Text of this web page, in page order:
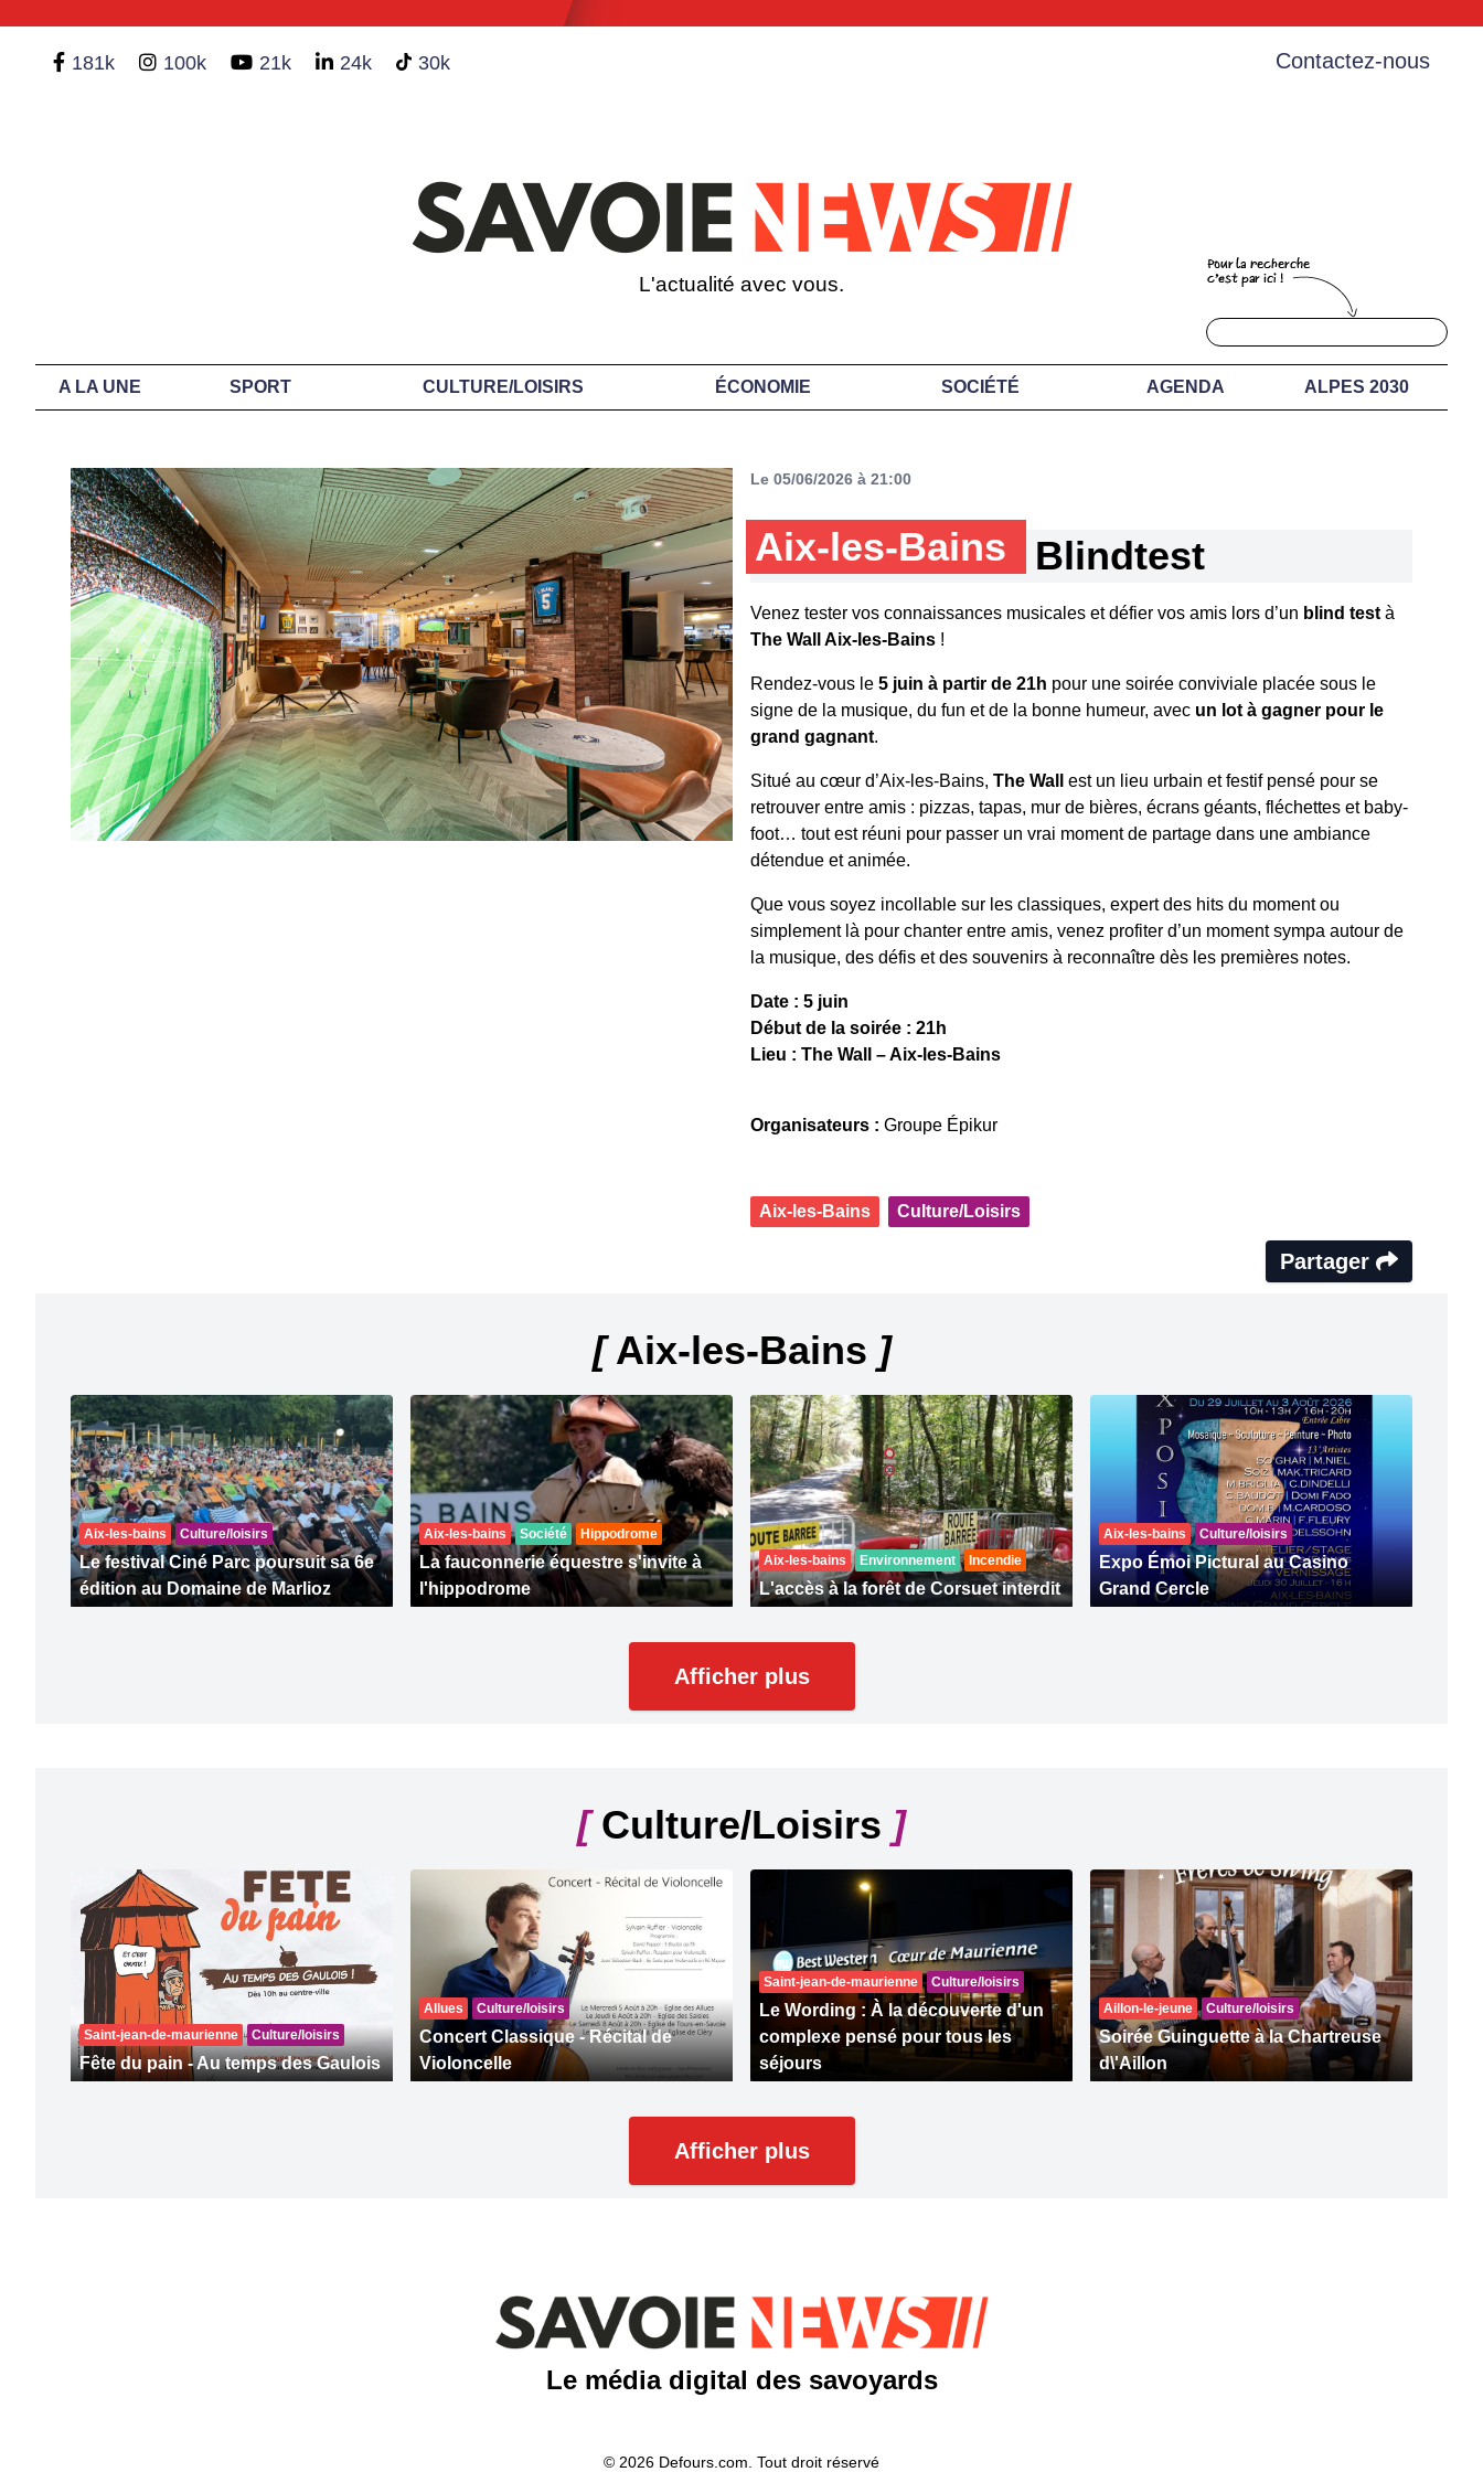
181k 100k 21k 24k 30k Contactez-nous
L'actualité avec vous.
A LA UNE SPORT CULTURE/LOISIRS ÉCONOMIE SOCIÉTÉ AGENDA ALPES 2030
Le 05/06/2026 à 21:00
Aix-les-Bains Blindtest
Venez tester vos connaissances musicales et défier vos amis lors d’un blind test à
The Wall Aix-les-Bains !
Rendez-vous le 5 juin à partir de 21h pour une soirée conviviale placée sous le
signe de la musique, du fun et de la bonne humeur, avec un lot à gagner pour le
grand gagnant.
Situé au cœur d’Aix-les-Bains, The Wall
est un lieu urbain et festif pensé pour se
retrouver entre amis : pizzas, tapas, mur de bières, écrans géants, fléchettes et baby-
foot… tout est réuni pour passer un vrai moment de partage dans une ambiance
détendue et animée.
Que vous soyez incollable sur les classiques, expert des hits du moment ou
simplement là pour chanter entre amis, venez profiter d’un moment sympa autour de
la musique, des défis et des souvenirs à reconnaître dès les premières notes.
Date : 5 juin
Début de la soirée : 21h
Lieu : The Wall – Aix-les-Bains
Organisateurs : Groupe Épikur
Aix-les-Bains Culture/Loisirs
Partager
[Aix-les-Bains ]
Aix-les-bains Culture/loisirs
Le festival Ciné Parc poursuit sa 6e
édition au Domaine de Marlioz
Aix-les-bains Société Hippodrome
La fauconnerie équestre s'invite à
l'hippodrome
Aix-les-bains Environnement Incendie
L'accès à la forêt de Corsuet interdit
Aix-les-bains Culture/loisirs
Expo Émoi Pictural au Casino
Grand Cercle
Afficher plus
[Culture/Loisirs ]
Saint-jean-de-maurienne Culture/loisirs
Fête du pain - Au temps des Gaulois
Allues Culture/loisirs
Concert Classique - Récital de
Violoncelle
Saint-jean-de-maurienne Culture/loisirs
Le Wording : À la découverte d'un
complexe pensé pour tous les
séjours
Aillon-le-jeune Culture/loisirs
Soirée Guinguette à la Chartreuse
d\'Aillon
Afficher plus
Le média digital des savoyards
© 2026 Defours.com. Tout droit réservé